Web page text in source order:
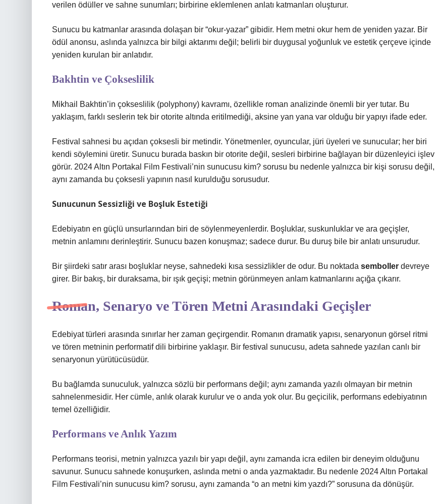
verilen ödüller ve sahne sunumları; birbirine eklemlenen anlatı katmanları oluşturur.
Sunucu bu katmanlar arasında dolaşan bir “okur-yazar” gibidir. Hem metni okur hem de yeniden yazar. Bir
ödül anonsu, aslında yalnızca bir bilgi aktarımı değil; belirli bir duygusal yoğunluk ve estetik çerçeve içinde
yeniden kurulan bir anlatıdır.
Bakhtin ve Çokseslilik
Mikhail Bakhtin’in çokseslilik (polyphony) kavramı, özellikle roman analizinde önemli bir yer tutar. Bu
yaklaşım, farklı seslerin tek bir otorite altında eritilmediği, aksine yan yana var olduğu bir yapıyı ifade eder.
Festival sahnesi bu açıdan çoksesli bir metindir. Yönetmenler, oyuncular, jüri üyeleri ve sunucular; her biri
kendi söylemini üretir. Sunucu burada baskın bir otorite değil, sesleri birbirine bağlayan bir düzenleyici işlev
görür. 2024 Altın Portakal Film Festivali’nin sunucusu kim? sorusu bu nedenle yalnızca bir kişi sorusu değil,
aynı zamanda bu çoksesli yapının nasıl kurulduğu sorusudur.
Sunucunun Sessizliği ve Boşluk Estetiği
Edebiyatın en güçlü unsurlarından biri de söylenmeyenlerdir. Boşluklar, suskunluklar ve ara geçişler,
metnin anlamını derinleştirir. Sunucu bazen konuşmaz; sadece durur. Bu duruş bile bir anlatı unsurudur.
Bir şiirdeki satır arası boşluklar neyse, sahnedeki kısa sessizlikler de odur. Bu noktada semboller devreye
girer. Bir bakış, bir duraksama, bir ışık geçişi; metnin görünmeyen anlam katmanlarını açığa çıkarır.
Roman, Senaryo ve Tören Metni Arasındaki Geçişler
Edebiyat türleri arasında sınırlar her zaman geçirgendir. Romanın dramatik yapısı, senaryonun görsel ritmi
ve tören metninin performatif dili birbirine yaklaşır. Bir festival sunucusu, adeta sahnede yazılan canlı bir
senaryonun yürütücüsüdür.
Bu bağlamda sunuculuk, yalnızca sözlü bir performans değil; aynı zamanda yazılı olmayan bir metnin
sahnelenmesidir. Her cümle, anlık olarak kurulur ve o anda yok olur. Bu geçicilik, performans edebiyatının
temel özelliğidir.
Performans ve Anlık Yazım
Performans teorisi, metnin yalnızca yazılı bir yapı değil, aynı zamanda icra edilen bir deneyim olduğunu
savunur. Sunucu sahnede konuşurken, aslında metni o anda yazmaktadır. Bu nedenle 2024 Altın Portakal
Film Festivali’nin sunucusu kim? sorusu, aynı zamanda “o an metni kim yazdı?” sorusuna da dönüşür.